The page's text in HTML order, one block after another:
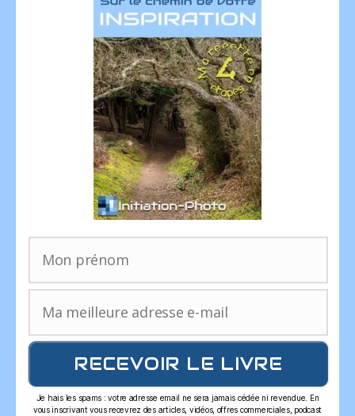
RECEVOIR LE LIVRE
Je hais les spams : votre adresse email ne sera jamais cédée ni revendue. En
vous inscrivant vous recevrez des articles, vidéos, offres commerciales, podcast